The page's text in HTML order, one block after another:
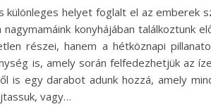
helyet foglalt el az emberek
konyhájában találkoztunk
részei, hanem a hétköznapi
is, amely során felfedezhetjük az
is egy darabot adunk hozzá, amely
vagy…